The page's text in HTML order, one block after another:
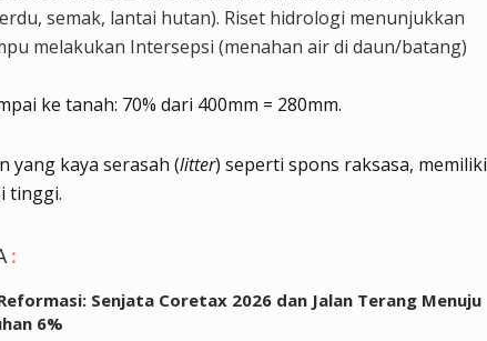
semak, lantai hutan). Riset hidrologi menunjukkan
melakukan Intersepsi (menahan air di daun/batang)
ke tanah: 70% dari 400mm = 280mm.
yang kaya serasah (litter) seperti spons raksasa, memiliki
tinggi.
:
Senjata Coretax 2026 dan Jalan Terang Menuju
6%